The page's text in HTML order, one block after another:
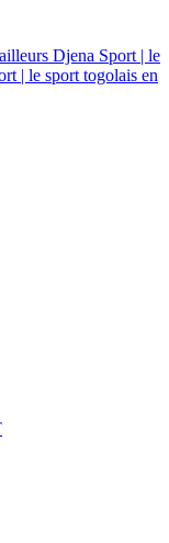
Djena Sport | le
| le sport togolais en